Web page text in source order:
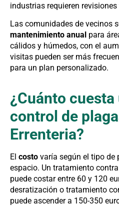
industrias requieren revisiones
Las comunidades de vecinos
mantenimiento anual para
cálidos y húmedos, con el
visitas pueden ser más
para un plan personalizado.
¿Cuánto
control de
Errenteria?
El costo varía según el tipo de
espacio. Un tratamiento
puede costar entre 60 y 120
desratización o tratamiento
puede ascender a 150-350